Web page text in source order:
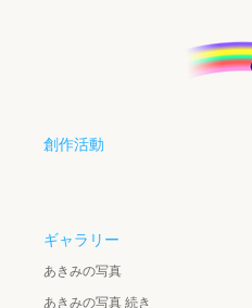
創作活動
ギャラリー
あきみの写真
あきみの写真 続き